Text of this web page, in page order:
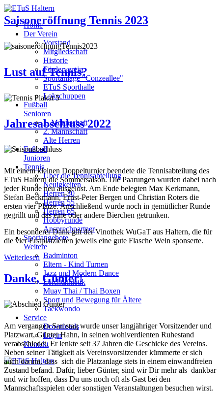
Home
Der Verein
Vorstand
Mitgliedschaft
Historie
Förderverein
Sportanlage "Conzeallee"
ETuS Sporthalle
Lokschuppen
Fußball
Senioren
1. Mannschaft
2. Mannschaft
Alte Herren
Fußball
Junioren
Tennis
Über die Tennisabteilung
Neuigkeiten
Herren 30
Herren 55
Herren 65
Hobbyrunde
Ansprechpartner
Sportangebote
Weitere
Badminton
Eltern - Kind Turnen
Jazz und Modern Dance
Leichtathletik
Muay Thai / Thai Boxen
Sport und Bewegung für Ältere
Taekwondo
Service
Downloads
Login
Kontakt
Saisoneröffnung Tennis 2023
Lust auf Tennis?
Jahresabschluss 2022
Mit einem kleinen Doppelturnier beendete die Tennisabteilung des
ETuS Haltern die Sommersaison. Die Paarungen wurden dabei nach
jeder Runde neu ausgelost. Am Ende belegten Max Kerkmann,
Stefan Beckmann, Ernst-Peter Bergen und Christian Roters die
ersten vier Plätze. Anschließend wurde noch in gemütlicher Runde
gegrillt und das eine oder andere Bierchen getrunken.
Ein besonderer Dank gilt der Vinothek WuGaT aus Haltern, die für
die vier Erstplatzierten jeweils eine gute Flasche Wein sponserte.
Weiterlesen
Danke, Günter!
Am vergangen Samstag wurde unser langjähriger Vorsitzender und
Platzwart, Günter Hahn, in seinen wohlverdienten Ruhestand
verabschiedet. Er lenkte seit 37 Jahren die Geschicke des Vereins.
Neben seiner Tätigkeit als Vereinsvorsitzender kümmerte er sich
auch darum, dass sich die Platzanlage stets in einem einwandfreien
Zustand befand. Dafür, lieber Günter, sind wir Dir mehr als dankbar
und wir hoffen, dass Du uns noch oft als Gast bei den
Mannschaftsspielen oder sonstigen Veranstaltungen besuchen wirst.